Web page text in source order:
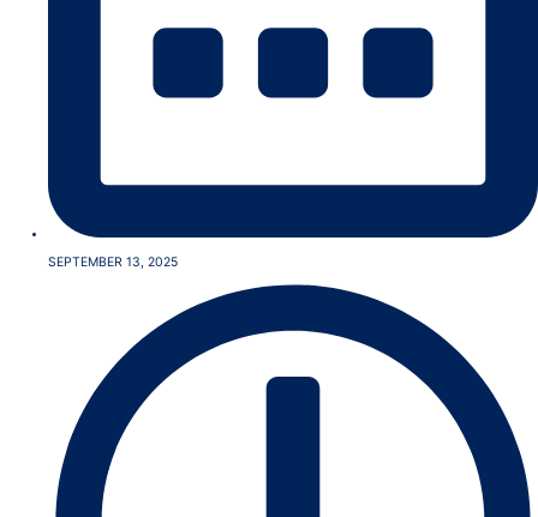
SEPTEMBER 13, 2025